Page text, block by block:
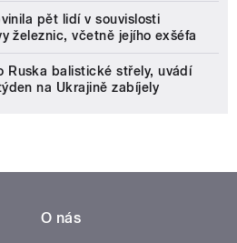
pět lidí v souvislosti
železnic, včetně jejího exšéfa
Ruska balistické střely, uvádí
na Ukrajině zabíjely
O nás